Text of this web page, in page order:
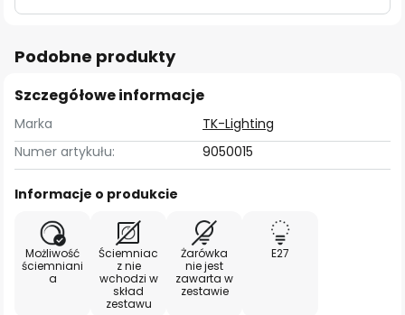
Podobne produkty
Szczegółowe informacje
Marka
TK-Lighting
Numer artykułu:
9050015
Informacje o produkcie
Możliwość
ściemniani
a
Ściemniac
z nie
wchodzi w
skład
zestawu
Żarówka
nie jest
zawarta w
zestawie
E27